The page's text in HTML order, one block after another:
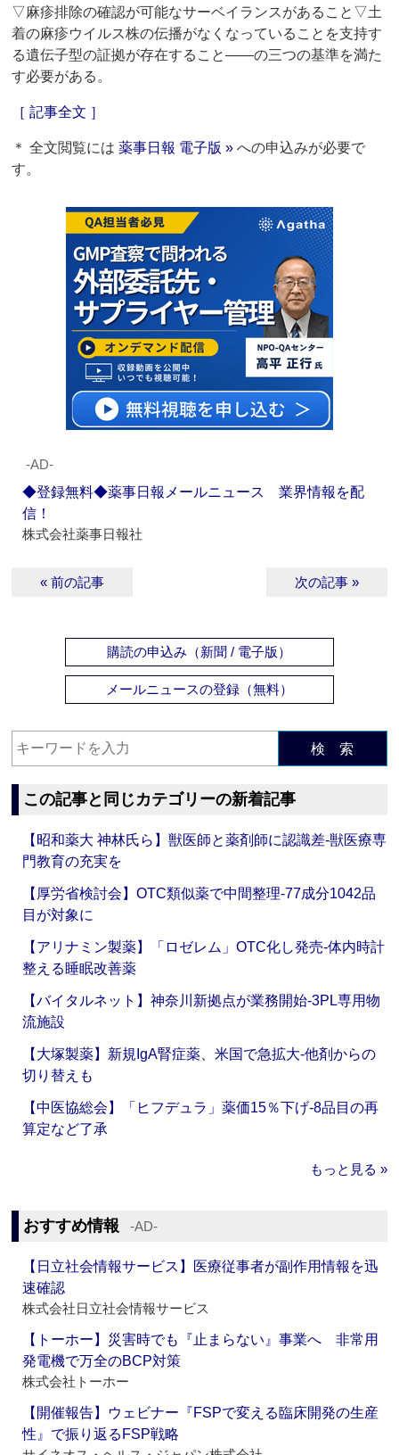
▽麻疹排除の確認が可能なサーベイランスがあること▽土
着の麻疹ウイルス株の伝播がなくなっていることを支持す
る遺伝子型の証拠が存在すること――の三つの基準を満た
す必要がある。
［ 記事全文 ］
＊ 全文閲覧には薬事日報 電子版 » への申込みが必要で
す。
‐AD‐
◆登録無料◆薬事日報メールニュース 業界情報を配
信！
株式会社薬事日報社
« 前の記事 次の記事 »
購読の申込み（新聞 / 電子版）
メールニュースの登録（無料）
検 索
この記事と同じカテゴリーの新着記事
【昭和薬大 神林氏ら】獣医師と薬剤師に認識差‐獣医療専
門教育の充実を
【厚労省検討会】OTC類似薬で中間整理‐77成分1042品
目が対象に
【アリナミン製薬】「ロゼレム」OTC化し発売‐体内時計
整える睡眠改善薬
【バイタルネット】神奈川新拠点が業務開始‐3PL専用物
流施設
【大塚製薬】新規IgA腎症薬、米国で急拡大‐他剤からの
切り替えも
【中医協総会】「ヒフデュラ」薬価15％下げ‐8品目の再
算定など了承
もっと見る »
おすすめ情報 ‐AD‐
【日立社会情報サービス】医療従事者が副作用情報を迅
速確認
株式会社日立社会情報サービス
【トーホー】災害時でも『止まらない』事業へ 非常用
発電機で万全のBCP対策
株式会社トーホー
【開催報告】ウェビナー『FSPで変える臨床開発の生産
性』で振り返るFSP戦略